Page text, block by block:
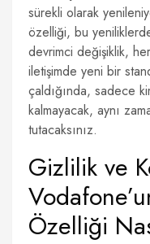
sürekli olarak
özelliği, bu
devrimci değişiklik,
iletişimde yeni bir
çaldığında, sadece
kalmayacak, aynı
tutacaksınız.
Gizlilik ve
Özelliği